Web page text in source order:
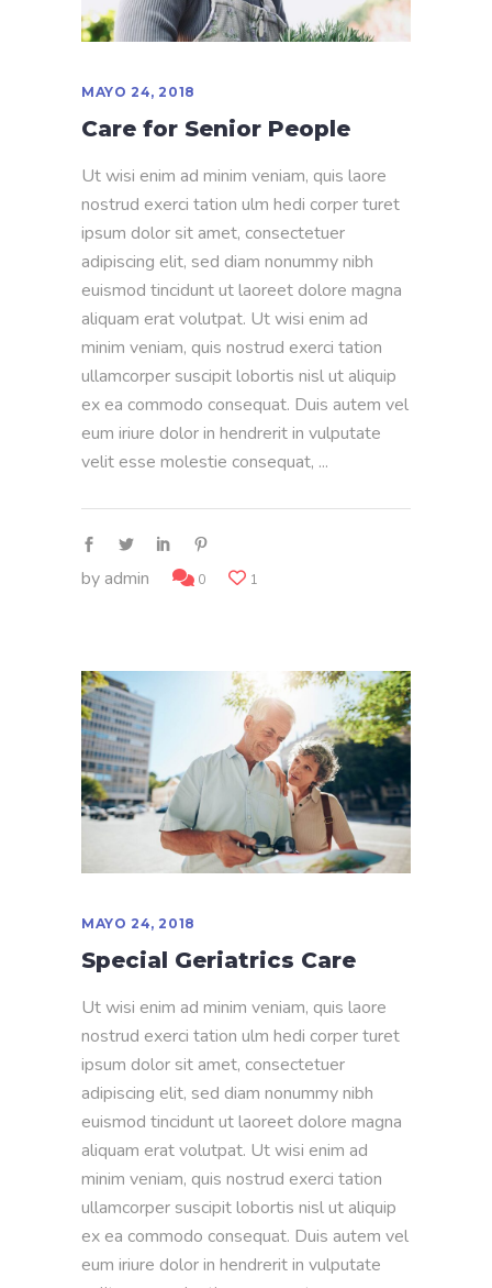
MAYO 24, 2018
Care for Senior People
Ut wisi enim ad minim veniam, quis laore
nostrud exerci tation ulm hedi corper turet
ipsum dolor sit amet, consectetuer
adipiscing elit, sed diam nonummy nibh
euismod tincidunt ut laoreet dolore magna
aliquam erat volutpat. Ut wisi enim ad
minim veniam, quis nostrud exerci tation
ullamcorper suscipit lobortis nisl ut aliquip
ex ea commodo consequat. Duis autem vel
eum iriure dolor in hendrerit in vulputate
velit esse molestie consequat,
byadmin 0 1
MAYO 24, 2018
Special Geriatrics Care
Ut wisi enim ad minim veniam, quis laore
nostrud exerci tation ulm hedi corper turet
ipsum dolor sit amet, consectetuer
adipiscing elit, sed diam nonummy nibh
euismod tincidunt ut laoreet dolore magna
aliquam erat volutpat. Ut wisi enim ad
minim veniam, quis nostrud exerci tation
ullamcorper suscipit lobortis nisl ut aliquip
ex ea commodo consequat. Duis autem vel
eum iriure dolor in hendrerit in vulputate